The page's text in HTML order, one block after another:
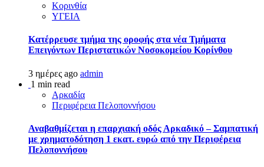
Κορινθία
ΥΓΕΙΑ
Kατέρρευσε τμήμα της οροφής στα νέα Τμήματα
Επειγόντων Περιστατικών Νοσοκομείου Κορίνθου
3 ημέρες ago admin
1 min read
Αρκαδία
Περιφέρεια Πελοποννήσου
Αναβαθμίζεται η επαρχιακή οδός Αρκαδικό – Σαμπατική
με χρηματοδότηση 1 εκατ. ευρώ από την Περιφέρεια
Πελοποννήσου